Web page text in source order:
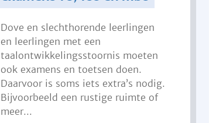
Dove en slechthorende leerlingen
en leerlingen met een
taalontwikkelingsstoornis moeten
ook examens en toetsen doen.
Daarvoor is soms iets extra’s nodig.
Bijvoorbeeld een rustige ruimte of
meer...